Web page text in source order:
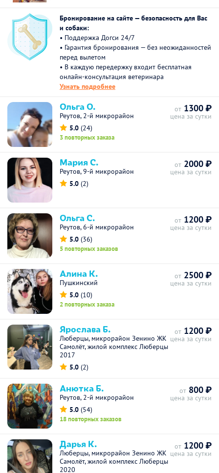
Бронирование на сайте — безопасность для Вас
и собаки:
• Поддержка Догси 24/7
• Гарантия бронирования — без неожиданностей
перед вылетом
• В каждую передержку входит бесплатная
онлайн-консультация ветеринара
Узнать подробнее
Ольга О.
Реутов, 2-й микрорайон
5.0 (24)
3 повторных заказа
от 1300 ₽
цена за сутки
Мария С.
Реутов, 9-й микрорайон
5.0 (2)
от 2000 ₽
цена за сутки
Ольга С.
Реутов, 6-й микрорайон
5.0 (36)
5 повторных заказов
от 1200 ₽
цена за сутки
Алина К.
Пушкинский
5.0 (10)
2 повторных заказа
от 2500 ₽
цена за сутки
Ярослава Б.
Люберцы, микрорайон Зенино ЖК
Самолёт, жилой комплекс Люберцы
2017
5.0 (2)
от 1200 ₽
цена за сутки
Анютка Б.
Реутов, 2-й микрорайон
5.0 (54)
18 повторных заказов
от 800 ₽
цена за сутки
Дарья К.
Люберцы, микрорайон Зенино ЖК
Самолёт, жилой комплекс Люберцы
2020
от 1200 ₽
цена за сутки